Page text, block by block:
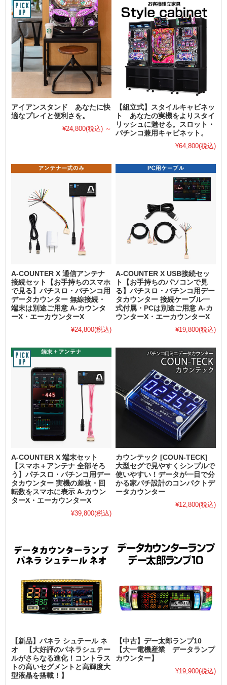
アイアンスタンド あなたに快
適なプレイと便利さを。
¥24,800(税込) ～
【組立式】スタイルキャビネッ
ト あなたの実機をよりスタイ
リッシュに魅せる。スロット・
パチンコ兼用キャビネット。
¥64,800(税込)
A-COUNTER X 通信アンテナ
接続セット【お手持ちのスマホ
で見る】パチスロ・パチンコ用
データカウンター 無線接続・
端末は別途ご用意 A-カウンタ
ーX・エーカウンターX
¥24,800(税込)
A-COUNTER X USB接続セッ
ト【お手持ちのパソコンで見
る】パチスロ・パチンコ用デー
タカウンター 接続ケーブル一
式付属・PCは別途ご用意 A-カ
ウンターX・エーカウンターX
¥19,800(税込)
A-COUNTER X 端末セット
【スマホ＋アンテナ 全部そろ
う】パチスロ・パチンコ用デー
タカウンター 実機の差枚・回
転数をスマホに表示 A-カウン
ターX・エーカウンターX
¥39,800(税込)
カウンテック [COUN-TECK]
大型セグで見やすくシンプルで
使いやすい！データが一目で分
かる家パチ設計のコンパクトデ
ータカウンター
¥12,800(税込)
【新品】パネラ シュテール ネ
オ 【大好評のパネラシュテー
ルがさらなる進化！コントラス
トの高いセグメントと高輝度大
型液晶を搭載！】
【中古】デー太郎ランプ10
【大一電機産業 データランプ
カウンター】
¥19,900(税込)